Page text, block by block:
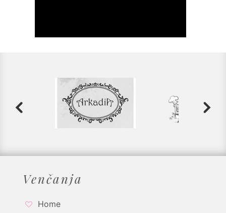
Venčanja
Home